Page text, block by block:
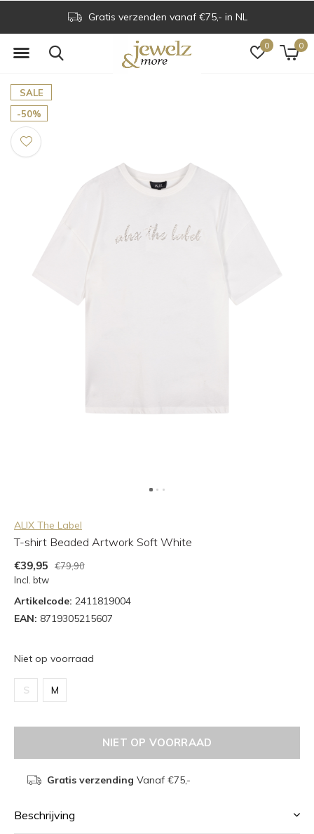
0 0
Gratis verzenden vanaf €75,- in NL
SALE
-50%
ALIX The Label
T-shirt Beaded Artwork Soft White
€39,95
€79,90
Incl. btw
Artikelcode: 2411819004
EAN: 8719305215607
Niet op voorraad
S M
NIET OP VOORRAAD
Gratis verzending Vanaf €75,-
Beschrijving